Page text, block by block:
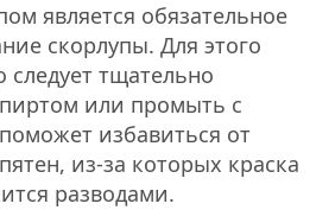
является обязательное
скорлупы. Для этого
следует тщательно
или промыть с
избавиться от
из-за которых краска
разводами.